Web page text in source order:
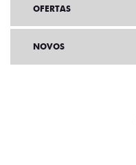
OFERTAS
NOVOS